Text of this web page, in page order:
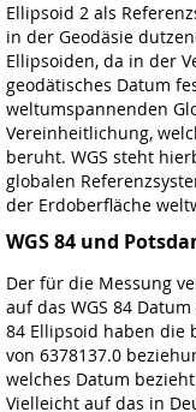
Ellipsoid 2 als
in der Geodäsie
Ellipsoiden, da in der
geodätisches Datum
weltumspannenden
Vereinheitlichung,
beruht. WGS steht
globalen
der Erdoberfläche
WGS 84 und
Der für die Messung
auf das WGS 84
84 Ellipsoid haben die
von 6378137.0
welches Datum
Vielleicht auf das in